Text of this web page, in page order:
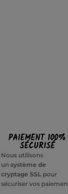
PAIEMENT 100%
SÉCURISÉ
Nous utilisons
un système de
cryptage SSLpour
sécuriser vos